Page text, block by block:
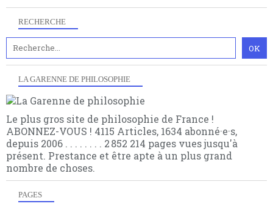
RECHERCHE
LA GARENNE DE PHILOSOPHIE
Le plus gros site de philosophie de France !
ABONNEZ-VOUS ! 4115 Articles, 1634 abonné·e·s,
depuis 2006 . . . . . . . . 2 852 214 pages vues jusqu'à
présent. Prestance et être apte à un plus grand
nombre de choses.
PAGES